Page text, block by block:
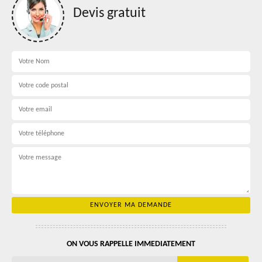
Devis gratuit
ON VOUS RAPPELLE IMMEDIATEMENT